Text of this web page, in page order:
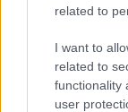
related to
I want to
related to
functionality
user
ELEMZÉSEK